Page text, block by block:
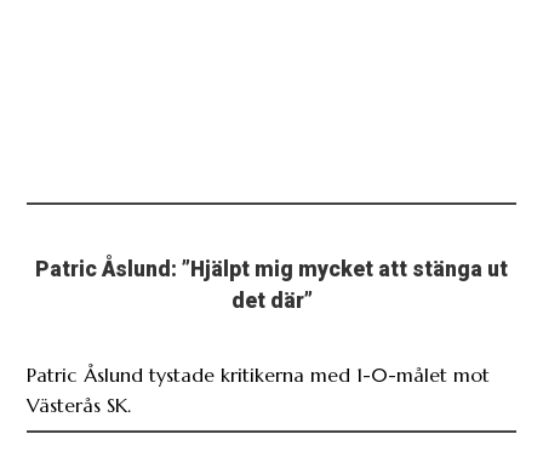
Patric Åslund: ”Hjälpt mig mycket att stänga ut
det där”
Patric Åslund tystade kritikerna med 1-0-målet mot
Västerås SK.